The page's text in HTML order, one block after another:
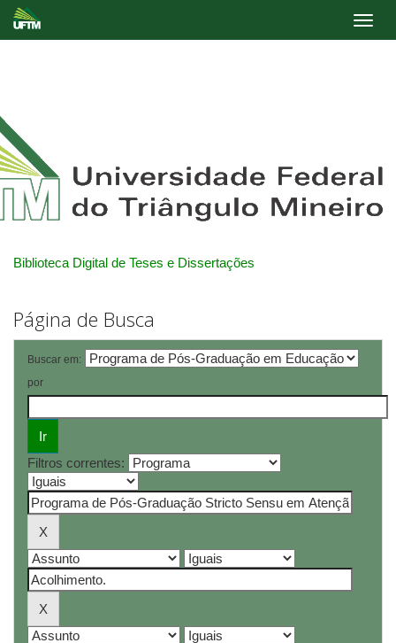
Biblioteca Digital de Teses e Dissertações
Página de Busca
Buscar em:
por
Filtros correntes: